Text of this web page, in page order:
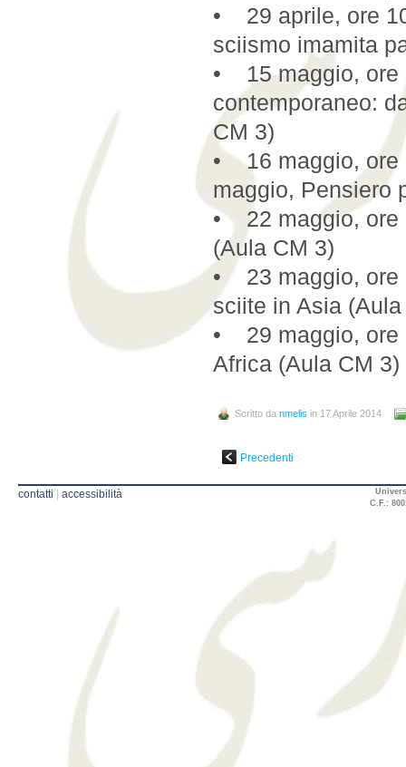
• 29 aprile, ore
sciismo imamita
• 15 maggio, ore
contemporaneo:
CM 3)
• 16 maggio, ore
maggio, Pensiero
• 22 maggio, ore
(Aula CM 3)
• 23 maggio, ore
sciite in Asia
• 29 maggio, ore
Africa (Aula CM 3)
Scritto da nmelis in 17 Aprile 2014
Precedenti
contatti | accessibilità
C.F.: